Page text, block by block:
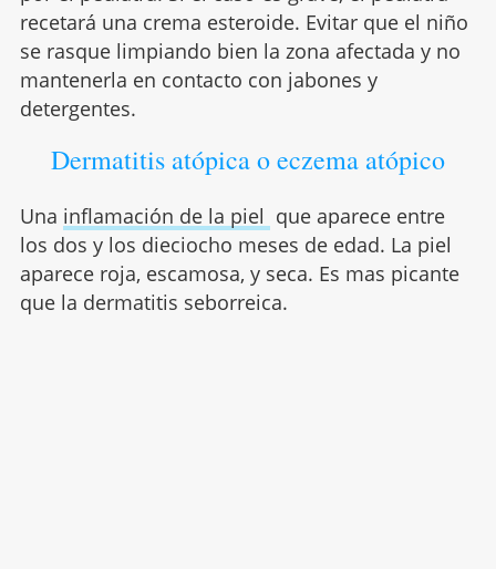
recetará una crema esteroide. Evitar que el niño
se rasque limpiando bien la zona afectada y no
mantenerla en contacto con jabones y
detergentes.
Dermatitis atópica o eczema atópico
Una inflamación de la piel que aparece entre
los dos y los dieciocho meses de edad. La piel
aparece roja, escamosa, y seca. Es mas picante
que la dermatitis seborreica.